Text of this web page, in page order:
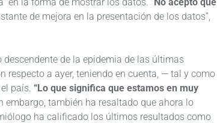
de mejora en la presentación de los datos”,
de la epidemia de las últimas
respecto a ayer, teniendo en cuenta, — tal y como
país. “Lo que significa que estamos en muy
embargo, también ha resaltado que ahora lo
ha calificado los últimos resultados como